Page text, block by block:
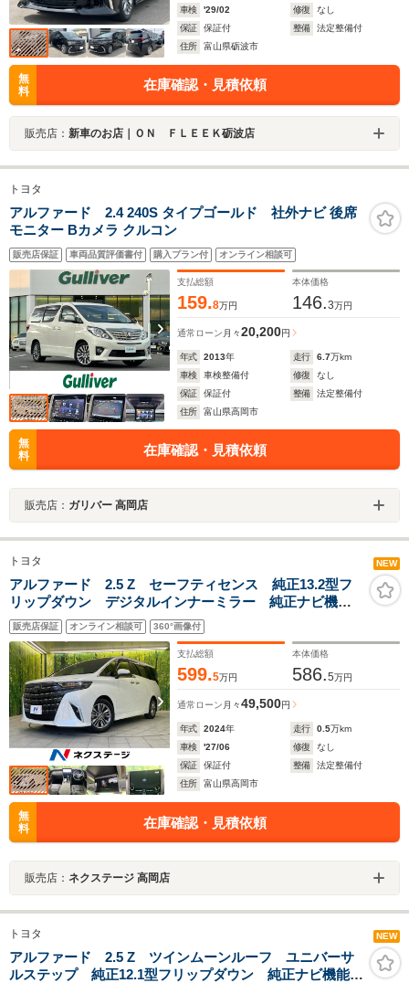
車検
'29/02 修復
なし
保証
保証付 整備
法定整備付
住所
富山県砺波市
無
料
在庫確認・見積依頼
販売店： 新車のお店｜ＯＮ ＦＬＥＥＫ砺波店
トヨタ
アルファード 2.4 240S タイプゴールド 社外ナビ 後席
モニター Bカメラ クルコン
販売店保証 車両品質評価書付 購入プラン付 オンライン相談可
支払総額
159.8万円
本体価格
146.3万円
通常ローン 月々20,200円
年式 2013年 走行 6.7万km
車検
車検整備付 修復
なし
保証
保証付 整備
法定整備付
住所
富山県高岡市
無
料
在庫確認・見積依頼
販売店： ガリバー 高岡店
トヨタ NEW
アルファード 2.5 Z セーフティセンス 純正13.2型フ
リップダウン デジタルインナーミラー 純正ナビ機能
付き14インチディスプレイオーディオ 両側パワースラ
イドドア パノラミックビュー Bluetooth
販売店保証 オンライン相談可 360°画像付
支払総額
599.5万円
本体価格
586.5万円
通常ローン 月々49,500円
年式 2024年 走行 0.5万km
車検
'27/06 修復
なし
保証
保証付 整備
法定整備付
住所
富山県高岡市
無
料
在庫確認・見積依頼
販売店： ネクステージ 高岡店
トヨタ NEW
アルファード 2.5 Z ツインムーンルーフ ユニバーサ
ルステップ 純正12.1型フリップダウン 純正ナビ機能付